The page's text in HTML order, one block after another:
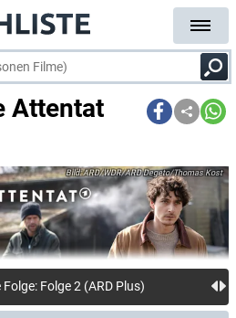
Attentat
ARD/WDR/ARD Degeto/Thomas Kost